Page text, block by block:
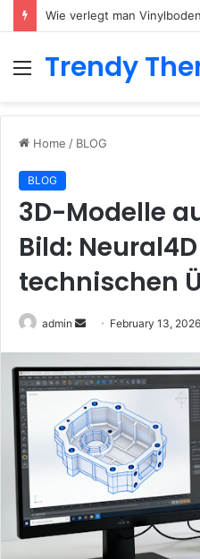
Wie verlegt man
Menu
Trendy
Home / BLOG
BLOG
3D-Modelle
Bild:
technischen
admin
n
d
a
n
e
m
i
February 13, 2026